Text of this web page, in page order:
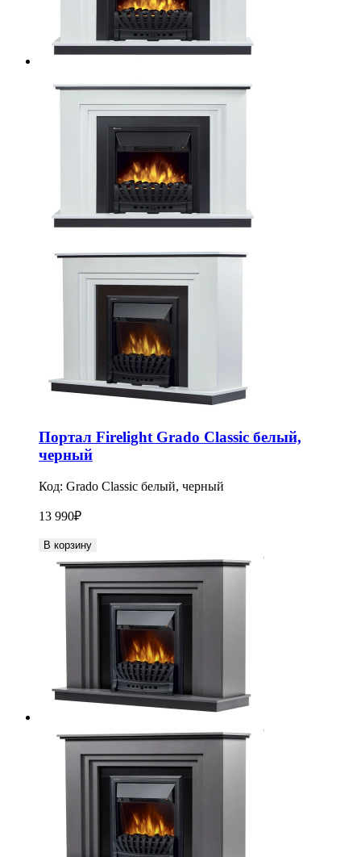
Портал Firelight Grado Classic белый,
черный
Код: Grado Classic белый, черный
13 990₽
В корзину